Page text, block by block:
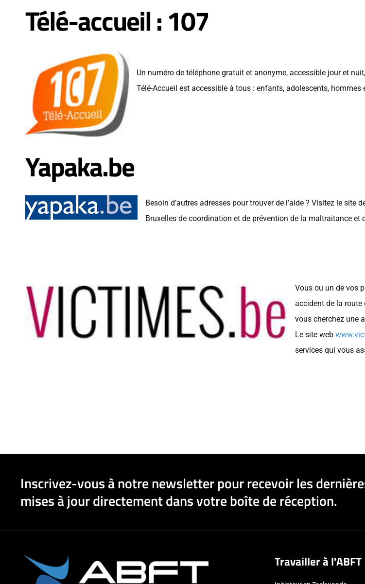
Télé-accueil : 107
Un numéro de téléphone gratuit et anonyme, accessible jour et
Télé-Accueil est accessible à tous : enfants, adolescents, hommes
Yapaka.be
Besoin d’autres adresses pour trouver de l’aide ? Visitez le site
Bruxelles de coordination et de prévention de la maltraitance et
Vous ou un de vos
accident de la route
vous cherchez une
Le site web
services qui vous
Inscrivez-vous à notre newsletter pour recevoir les
mises à jour directement dans votre boîte de réception.
Travailler à l'ABFT